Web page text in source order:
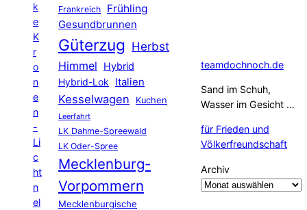
k
e
K
r
o
n
e
n
-
Li
c
ht
n
el
Frankreich Frühling
Gesundbrunnen
Güterzug Herbst
Himmel
Hybrid
Hybrid-Lok Italien
Kesselwagen Kuchen
Leerfahrt
LK Dahme-Spreewald
LK Oder-Spree
Mecklenburg-
Vorpommern
Mecklenburgische
teamdochnoch.de
Sand im Schuh,
Wasser im Gesicht …
für Frieden und
Völkerfreundschaft
Archiv